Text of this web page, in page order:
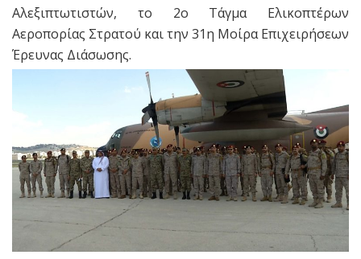
Αλεξιπτωτιστών, το 2ο Τάγμα Ελικοπτέρων
Αεροπορίας Στρατού και την 31η Μοίρα Επιχειρήσεων
Έρευνας Διάσωσης.